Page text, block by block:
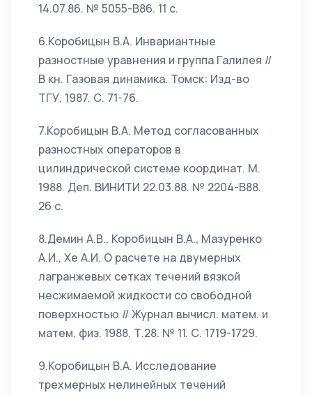
14.07.86. № 5055-B86. 11 с.
6.Коробицын В.А. Инвариантные
разностные уравнения и группа Галилея //
В кн. Газовая динамика. Томск: Изд-во
ТГУ. 1987. С. 71-76.
7.Коробицын В.А. Метод согласованных
разностных операторов в
цилиндрической системе координат. М.
1988. Деп. ВИНИТИ 22.03.88. № 2204-B88.
26 с.
8.Демин А.В., Коробицын В.А., Мазуренко
А.И., Хе А.И. О расчете на двумерных
лагранжевых сетках течений вязкой
несжимаемой жидкости со свободной
поверхностью // Журнал вычисл. матем. и
матем. физ. 1988. Т.28. № 11. С. 1719-1729.
9.Коробицын В.А. Исследование
трехмерных нелинейных течений